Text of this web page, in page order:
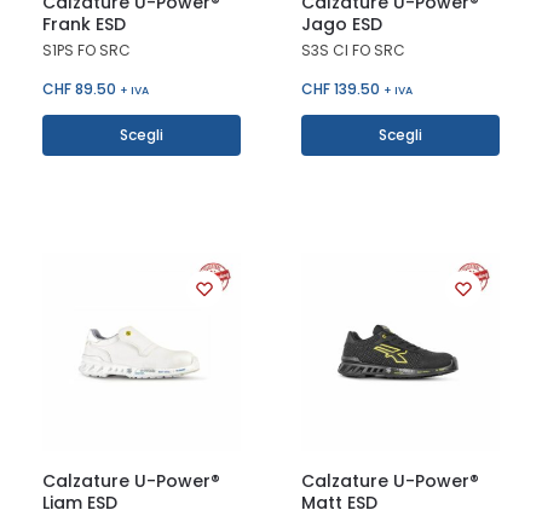
Frank ESD
S1PS FO SRC
CHF89.50 + IVA
Scegli
Jago ESD
S3S CI FO SRC
CHF139.50 + IVA
Scegli
Calzature U-Power®
Liam ESD
Calzature U-Power®
Matt ESD